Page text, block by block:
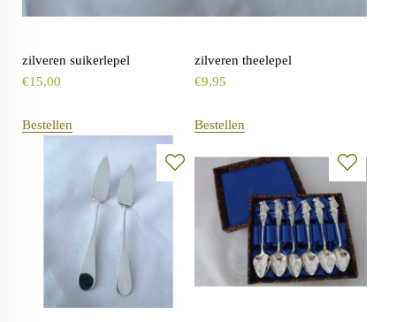
zilveren suikerlepel
€15,00
Bestellen
zilveren theelepel
€9,95
Bestellen